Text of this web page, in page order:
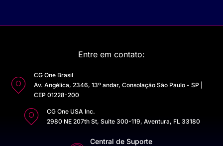
Entre em contato:
CG One Brasil
Av. Angélica, 2346, 13º andar, Consolação São Paulo - SP |
CEP 01228-200
CG One USA Inc.
2980 NE 207th St, Suite 300-119, Aventura, FL 33180
Central de Suporte